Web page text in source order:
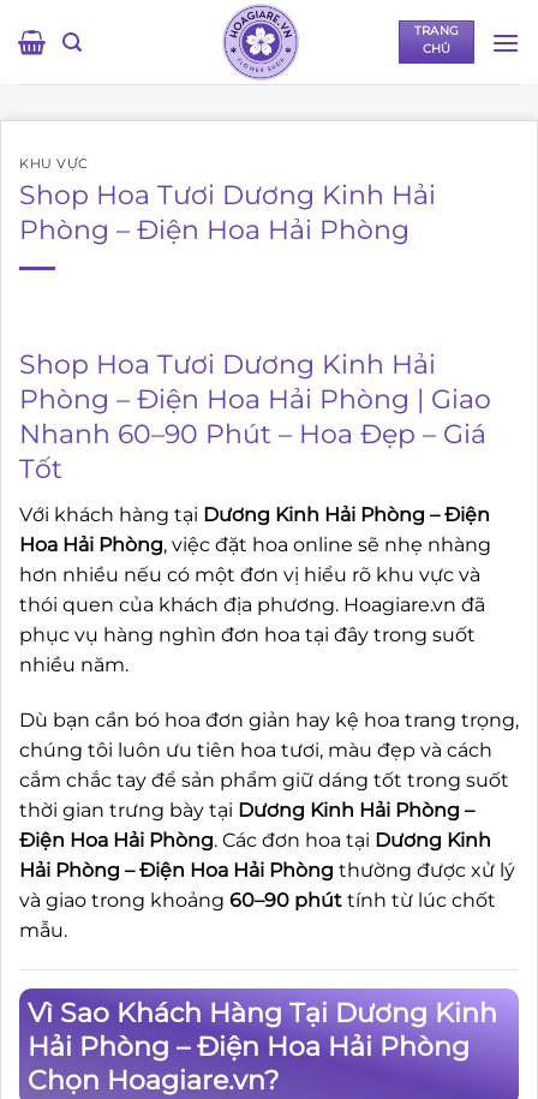
qua
TRANG
CHỦ
KHU VỰC
Shop Hoa Tươi Dương Kinh Hải
Phòng – Điện Hoa Hải Phòng
Shop Hoa Tươi Dương Kinh Hải
Phòng – Điện Hoa Hải Phòng | Giao
Nhanh 60–90 Phút – Hoa Đẹp – Giá
Tốt
Với khách hàng tại Dương Kinh Hải Phòng – Điện
Hoa Hải Phòng, việc đặt hoa online sẽ nhẹ nhàng
hơn nhiều nếu có một đơn vị hiểu rõ khu vực và
thói quen của khách địa phương. Hoagiare.vn đã
phục vụ hàng nghìn đơn hoa tại đây trong suốt
nhiều năm.
Dù bạn cần bó hoa đơn giản hay kệ hoa trang trọng,
chúng tôi luôn ưu tiên hoa tươi, màu đẹp và cách
cắm chắc tay để sản phẩm giữ dáng tốt trong suốt
thời gian trưng bày tại Dương Kinh Hải Phòng –
Điện Hoa Hải Phòng. Các đơn hoa tại Dương Kinh
Hải Phòng – Điện Hoa Hải Phòng thường được xử lý
và giao trong khoảng 60–90 phút tính từ lúc chốt
mẫu.
Vì Sao Khách Hàng Tại Dương Kinh
Hải Phòng – Điện Hoa Hải Phòng
Chọn Hoagiare.vn?